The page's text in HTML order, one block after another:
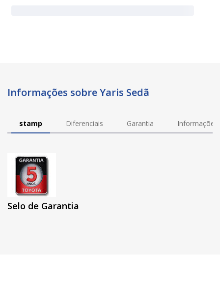
Informações sobre Yaris Sedã
stamp Diferenciais Garantia
Selo de Garantia